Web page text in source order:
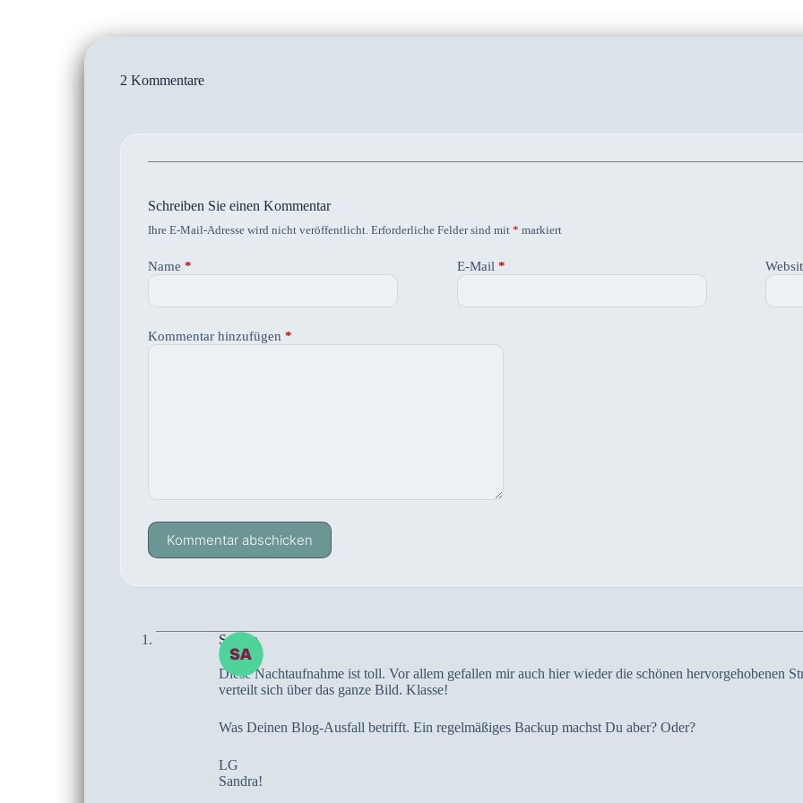
2 Kommentare
Schreiben Sie einen Kommentar
Ihre E-Mail-Adresse wird nicht veröffentlicht. Erforderliche Felder sind mit * markiert
Name * E-Mail *
Kommentar hinzufügen *
Kommentar abschicken
Sandra
Diese Nachtaufnahme ist toll. Vor allem gefallen mir auch hier wieder die schönen hervorgehobenen
verteilt sich über das ganze Bild. Klasse!
Was Deinen Blog-Ausfall betrifft. Ein regelmäßiges Backup machst Du aber? Oder?
LG
Sandra!